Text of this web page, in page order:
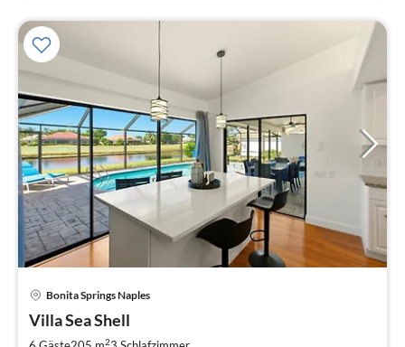
Bonita Springs Naples
Villa Sea Shell
2